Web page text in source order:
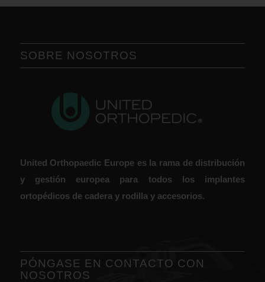
SOBRE NOSOTROS
United Orthopaedic Europe es la rama de distribución
y gestión europea para todos los implantes
ortopédicos de cadera y rodilla y accesorios.
PÓNGASE EN CONTACTO CON
NOSOTROS